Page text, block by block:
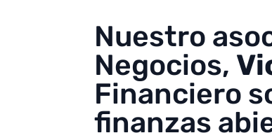
Nuestro
Negocios,
Financiero
finanzas